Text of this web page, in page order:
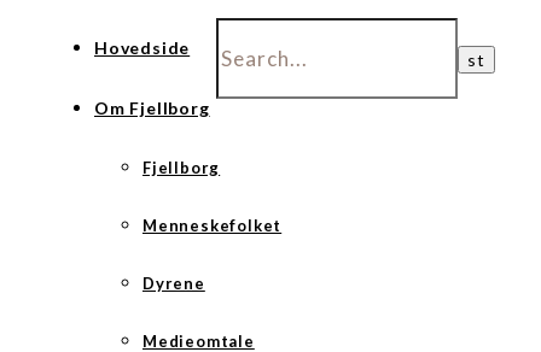
Hovedside
Om Fjellborg
Fjellborg
Menneskefolket
Dyrene
Medieomtale